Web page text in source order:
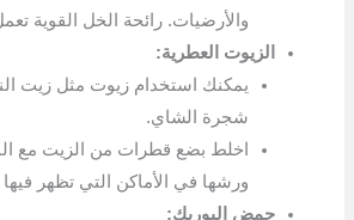
والأرضيات. رائحة الخل القوية
الزيوت العطرية:
يمكنك استخدام زيوت مثل زيت
شجرة الشاي.
اخلط بضع قطرات من الزيت مع
ورشها في الأماكن التي تظهر
حمض البوريك: